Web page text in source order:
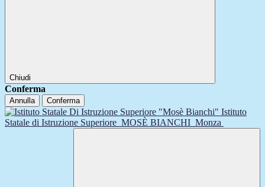
Chiudi
Conferma
Annulla Conferma
Istituto
Statale di Istruzione Superiore MOSÈ BIANCHI Monza